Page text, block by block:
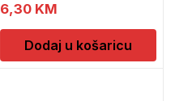
6,30 KM
Dodaj u košaricu